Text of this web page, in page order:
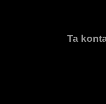
Ta